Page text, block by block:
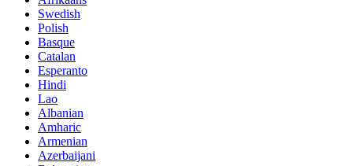
Swedish
Polish
Basque
Catalan
Esperanto
Hindi
Lao
Albanian
Amharic
Armenian
Azerbaijani